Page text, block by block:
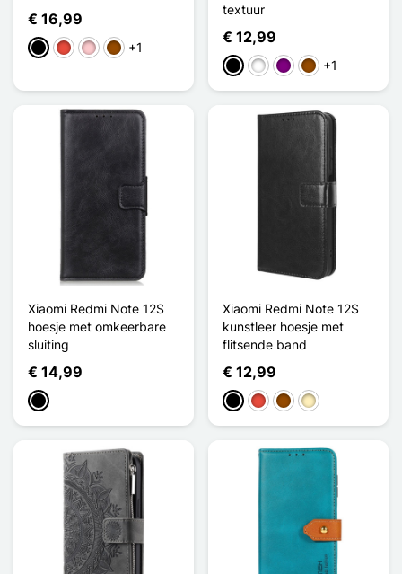
€ 16,99
ZwartRoodRozeBruin+1
textuur
€ 12,99
ZwartWit PurperBruin+1
Xiaomi Redmi Note 12S
hoesje met omkeerbare
sluiting
€ 14,99
Zwart
Xiaomi Redmi Note 12S
kunstleer hoesje met
flitsende band
€ 12,99
ZwartRoodBruinGolden